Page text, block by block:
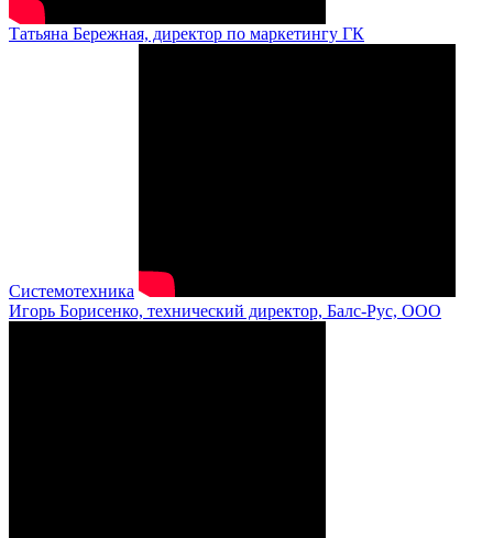
Татьяна Бережная, директор по маркетингу ГК
Системотехника
Игорь Борисенко, технический директор, Балс-Рус, ООО